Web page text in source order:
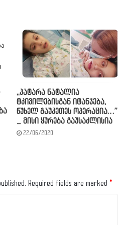
,,პატარა ნატალია
ტკივილებისგან იტანჯება,
წუხელ გაუკეთეს ოპერაცია…”
_ მისი ყურება გაუსაძლისია
22/06/2020
Required fields are marked *